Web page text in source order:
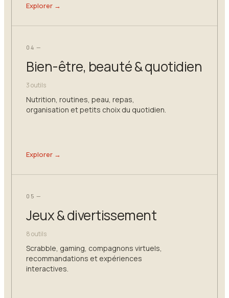
Explorer →
04 —
Bien-être, beauté & quotidien
3 outils
Nutrition, routines, peau, repas,
organisation et petits choix du quotidien.
Explorer →
05 —
Jeux & divertissement
8 outils
Scrabble, gaming, compagnons virtuels,
recommandations et expériences
interactives.